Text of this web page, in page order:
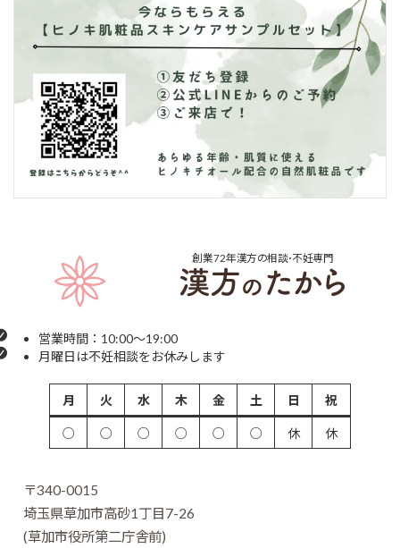
創業72年漢方の相談･不妊専門
営業時間：10:00～19:00
月曜日は不妊相談をお休みします
月 火 水 木 金 土 日 祝
○ ○ ○ ○ ○ ○ 休 休
〒340-0015
埼玉県草加市高砂1丁目7-26
(草加市役所第二庁舎前)